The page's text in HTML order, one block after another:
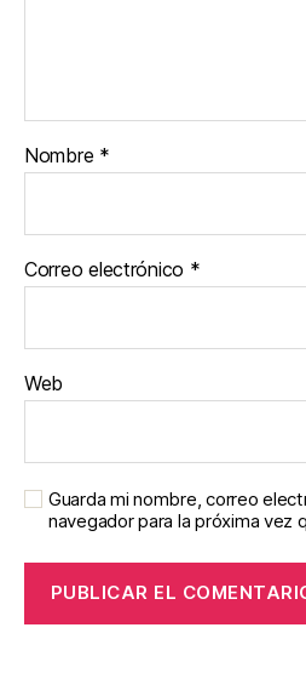
Nombre *
Correo electrónico *
Web
Guarda mi nombre, correo
navegador para la próxima vez